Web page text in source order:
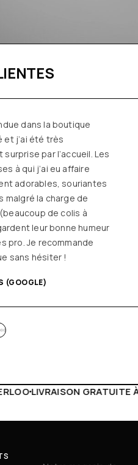
dans la boutique
et j’ai été très
par l’accueil. Les
à qui j’ai eu affaire
adorables, souriantes
malgré la charge de
de colis à
leur bonne humeur
pro. Je recommande
sans hésiter !
(GOOGLE)
À PARTIR DE 150€LIVE